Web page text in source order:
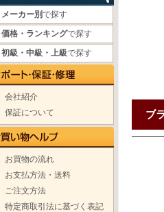
メーカー別で探す
価格・ランキングで探す
初級・中級・上級で探す
会社紹介
保証について
お買物の流れ
お支払方法・送料
ご注文方法
特定商取引法に基づく表記
ブ